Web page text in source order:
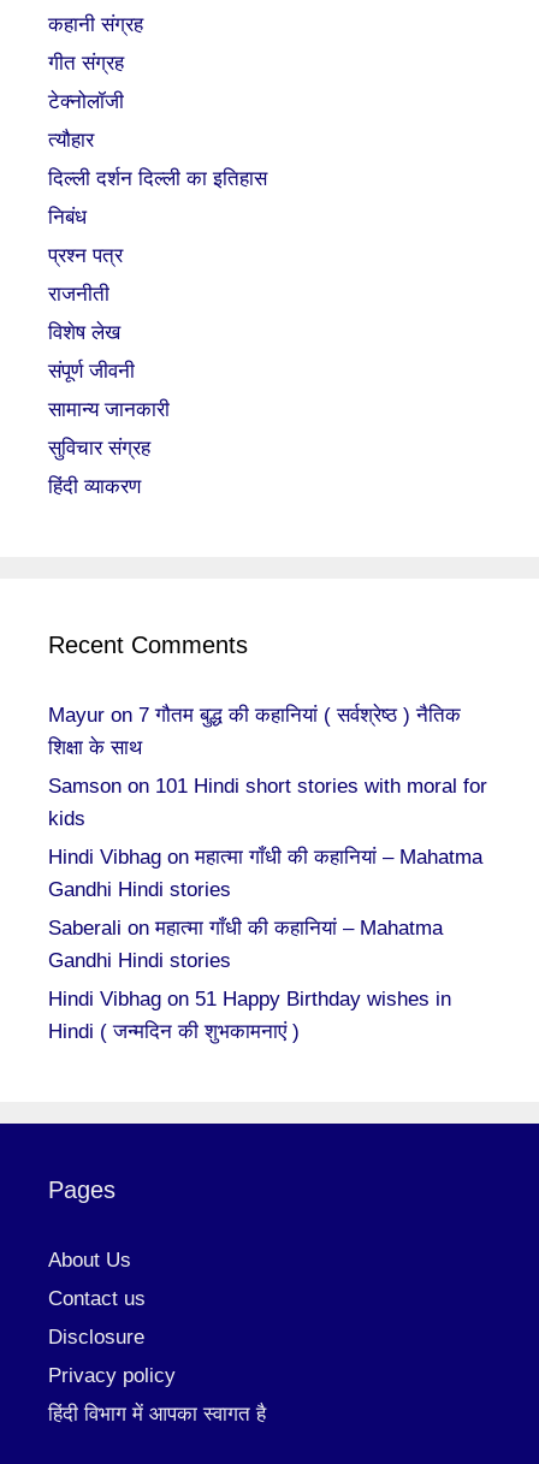
कहानी संग्रह
गीत संग्रह
टेक्नोलॉजी
त्यौहार
दिल्ली दर्शन दिल्ली का इतिहास
निबंध
प्रश्न पत्र
राजनीती
विशेष लेख
संपूर्ण जीवनी
सामान्य जानकारी
सुविचार संग्रह
हिंदी व्याकरण
Recent Comments
Mayur on 7 गौतम बुद्ध की कहानियां ( सर्वश्रेष्ठ ) नैतिक
शिक्षा के साथ
Samson on 101 Hindi short stories with moral for
kids
Hindi Vibhag onमहात्मा गाँधी की कहानियां – Mahatma
Gandhi Hindi stories
Saberali onमहात्मा गाँधी की कहानियां – Mahatma
Gandhi Hindi stories
Hindi Vibhag on 51 Happy Birthday wishes in
Hindi ( जन्मदिन की शुभकामनाएं )
Pages
About Us
Contact us
Disclosure
Privacy policy
हिंदी विभाग में आपका स्वागत है